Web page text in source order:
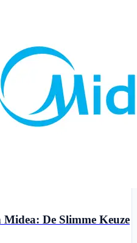
Slimme Keuze voor uw
De Slimme Keuze